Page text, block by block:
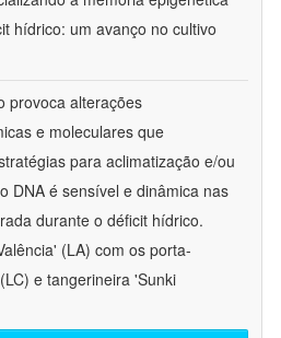
hídrico: um avanço no cultivo
provoca alterações
e moleculares que
para aclimatização e/ou
DNA é sensível e dinâmica nas
durante o déficit hídrico.
(LA) com os porta-
e tangerineira 'Sunki